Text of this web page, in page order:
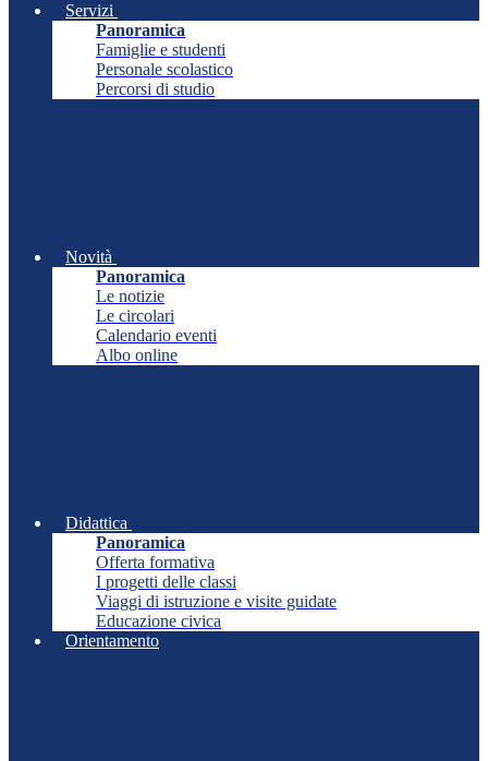
Servizi
Panoramica
Famiglie e studenti
Personale scolastico
Percorsi di studio
Novità
Panoramica
Le notizie
Le circolari
Calendario eventi
Albo online
Didattica
Panoramica
Offerta formativa
I progetti delle classi
Viaggi di istruzione e visite guidate
Educazione civica
Orientamento